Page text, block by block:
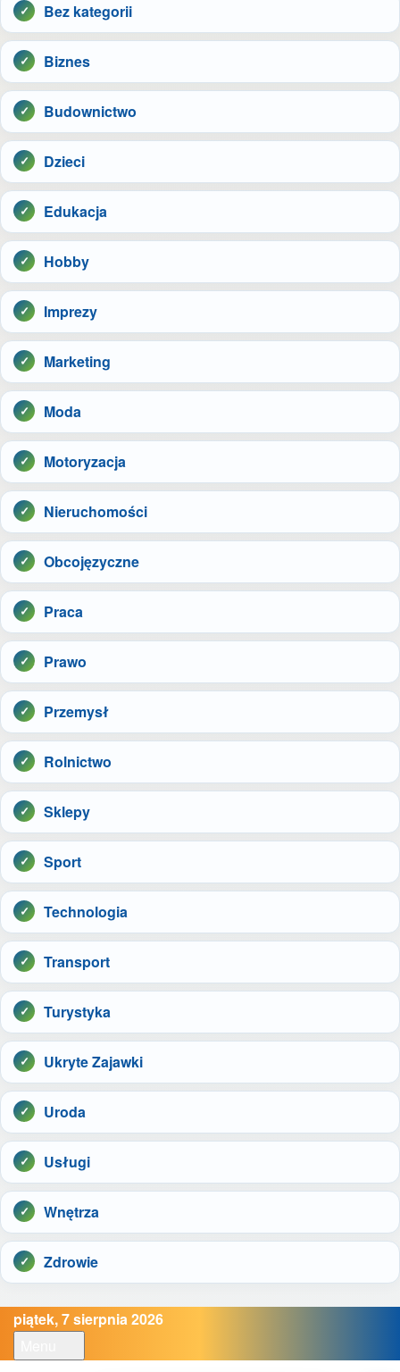
Bez kategorii
Biznes
Budownictwo
Dzieci
Edukacja
Hobby
Imprezy
Marketing
Moda
Motoryzacja
Nieruchomości
Obcojęzyczne
Praca
Prawo
Przemysł
Rolnictwo
Sklepy
Sport
Technologia
Transport
Turystyka
Ukryte Zajawki
Uroda
Usługi
Wnętrza
Zdrowie
piątek, 7 sierpnia 2026